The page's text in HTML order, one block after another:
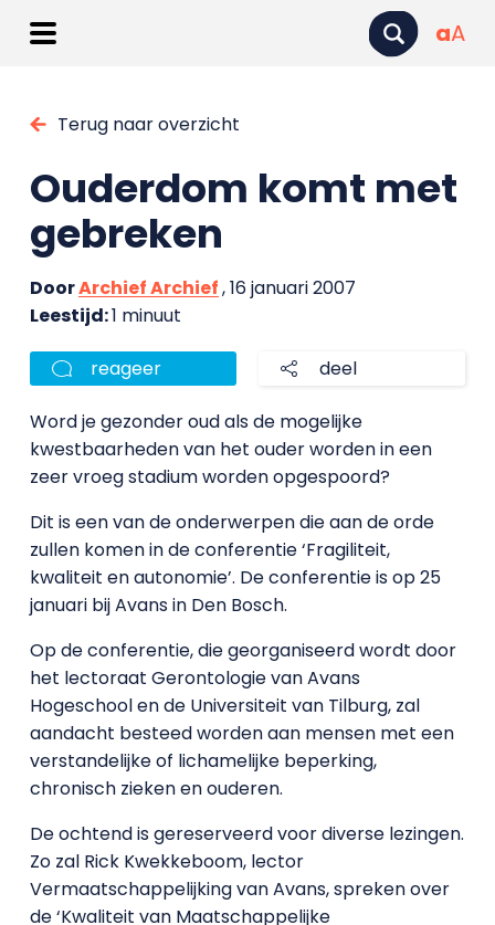
aA
Terug naar overzicht
Ouderdom komt met
gebreken
DoorArchief Archief, 16 januari 2007
Leestijd:1 minuut
reageer deel
Word je gezonder oud als de mogelijke
kwestbaarheden van het ouder worden in een
zeer vroeg stadium worden opgespoord?
Dit is een van de onderwerpen die aan de orde
zullen komen in de conferentie ‘Fragiliteit,
kwaliteit en autonomie’. De conferentie is op 25
januari bij Avans in Den Bosch.
Op de conferentie, die georganiseerd wordt door
het lectoraat Gerontologie van Avans
Hogeschool en de Universiteit van Tilburg, zal
aandacht besteed worden aan mensen met een
verstandelijke of lichamelijke beperking,
chronisch zieken en ouderen.
De ochtend is gereserveerd voor diverse lezingen.
Zo zal Rick Kwekkeboom, lector
Vermaatschappelijking van Avans, spreken over
de ‘Kwaliteit van Maatschappelijke